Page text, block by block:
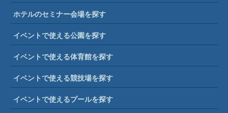
ホテルのセミナー会場を探す
イベントで使える公園を探す
イベントで使える体育館を探す
イベントで使える競技場を探す
イベントで使えるプールを探す